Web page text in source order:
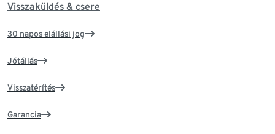
Visszaküldés & csere
30 napos elállási jog
Jótállás
Visszatérítés
Garancia